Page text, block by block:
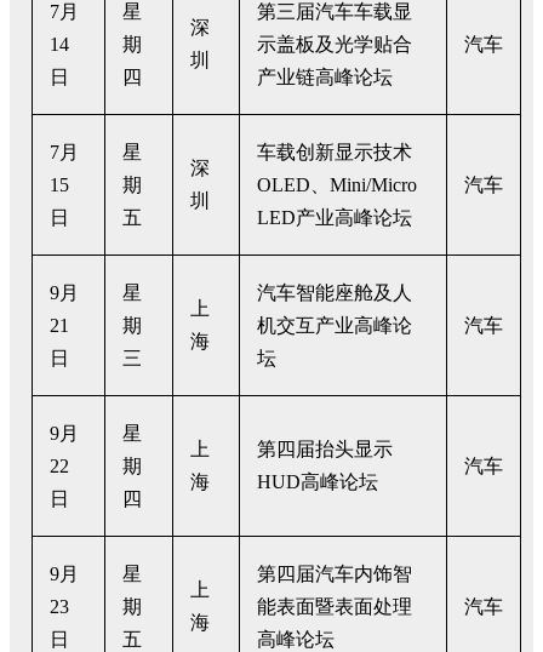
7月
14
日
星
期
四
深
圳
第三届汽车车载显
示盖板及光学贴合
产业链高峰论坛
汽车
7月
15
日
星
期
五
深
圳
车载创新显示技术
OLED、Mini/Micro
LED产业高峰论坛
汽车
9月
21
日
星
期
三
上
海
汽车智能座舱及人
机交互产业高峰论
坛
汽车
9月
22
日
星
期
四
上
海
第四届抬头显示
HUD高峰论坛
汽车
9月
23
日
星
期
五
上
海
第四届汽车内饰智
能表面暨表面处理
高峰论坛
汽车